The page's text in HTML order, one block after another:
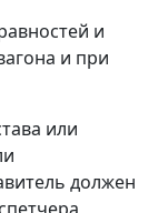
и
и при
или
должен